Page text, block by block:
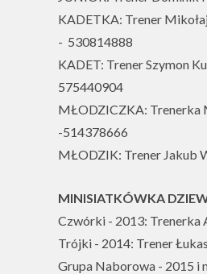
KADETKA: Trener
- 530814888
KADET: Trener Szymon
575440904
MŁODZICZKA: Trenerka
-514378666
MŁODZIK: Trener Jakub
MINISIATKÓWKA
Czwórki - 2013: Trenerka
Trójki - 2014: Trener
Grupa Naborowa - 2015 i